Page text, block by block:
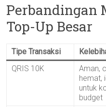
Perbandingan
Top-Up Besar
Tipe Transaksi
QRIS 10K
Aman,
hemat,
untuk
budget